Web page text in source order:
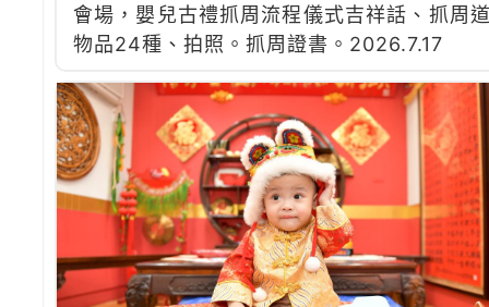
會場，嬰兒古禮抓周流程儀式吉祥話、抓周
物品24種、拍照。抓周證書。2026.7.17